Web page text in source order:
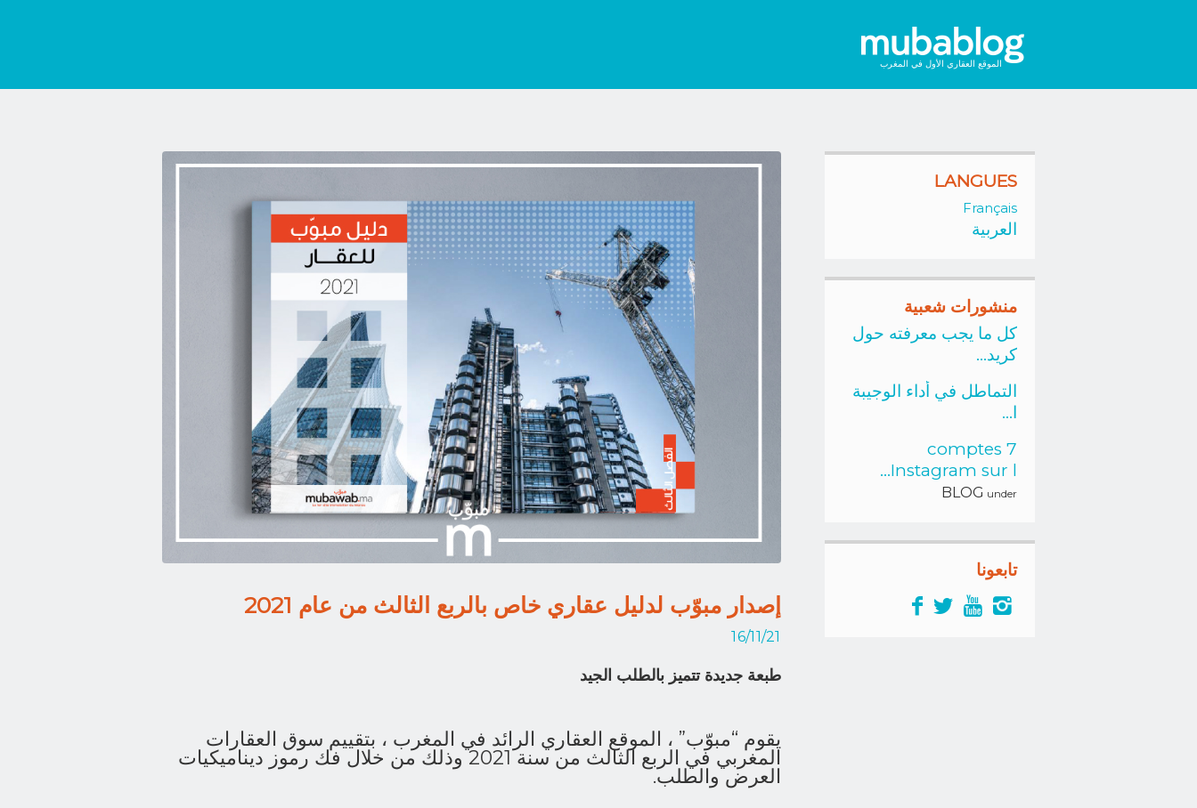
الموقع العقاري الأول في المغرب
إصدار مبوّب لدليل عقاري خاص بالربع الثالث من عام 2021
16/11/21
طبعة جديدة تتميز بالطلب الجيد
يقوم “مبوّب” ، الموقع العقاري الرائد في المغرب ، بتقييم سوق العقارات
المغربي في الربع الثالث من سنة 2021 وذلك من خلال فك رموز ديناميكيات
العرض والطلب.
LANGUES
Français
العربية
منشورات شعبية
كل ما يجب معرفته حول
كريد...
التماطل في أداء الوجيبة
ا...
7 comptes
Instagram sur l...
under
BLOG
تابعونا